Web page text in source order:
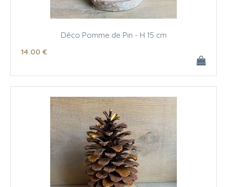
Déco Pomme de Pin - H 15 cm
14.00 €